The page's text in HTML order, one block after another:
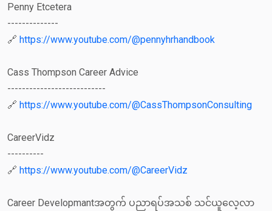
Penny Etcetera
--------------
🔗 https://www.youtube.com/@pennyhrhandbook
Cass Thompson Career Advice
---------------------------
🔗 https://www.youtube.com/@CassThompsonConsulting
CareerVidz
----------
🔗 https://www.youtube.com/@CareerVidz
Career Developmantအတွက် ပညာရပ်အသစ် သင်ယူလေ့လာ